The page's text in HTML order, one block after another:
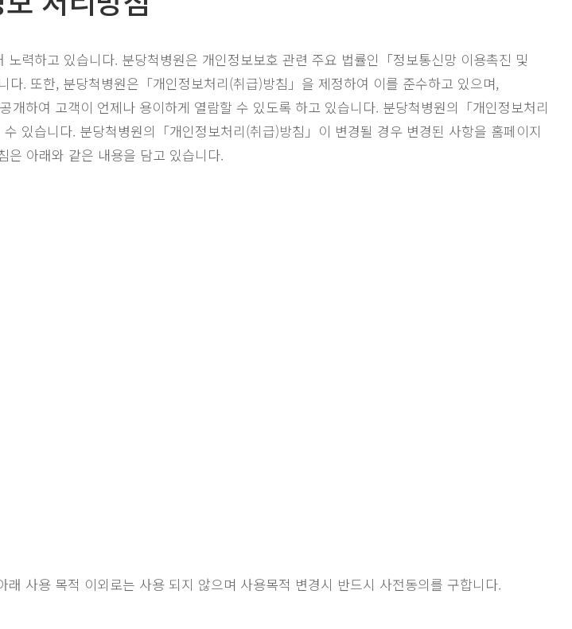
력하고 있습니다. 분당척병원은 개인정보보호 관련 주요 법률인「정보통신망 이용촉진 및
. 또한, 분당척병원은「개인정보처리(취급)방침」을 제정하여 이를 준수하고 있으며,
하여 고객이 언제나 용이하게 열람할 수 있도록 하고 있습니다. 분당척병원의「개인정보처리
있습니다. 분당척병원의「개인정보처리(취급)방침」이 변경될 경우 변경된 사항을 홈페이지
아래와 같은 내용을 담고 있습니다.
사용 목적 이외로는 사용 되지 않으며 사용목적 변경시 반드시 사전동의를 구합니다.